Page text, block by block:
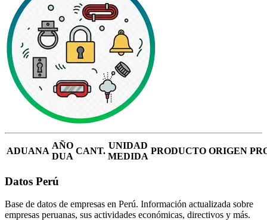
ADUANA
AÑO
DUA
CANT.
UNIDAD
MEDIDA
PRODUCTO ORIGEN
Datos Perú
Base de datos de empresas en Perú. Información actualizada sobre
empresas peruanas, sus actividades económicas, directivos y más.